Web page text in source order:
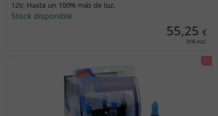
12V. Hasta un 100% más de luz.
Stock disponible
55,25 €
IVA incl.